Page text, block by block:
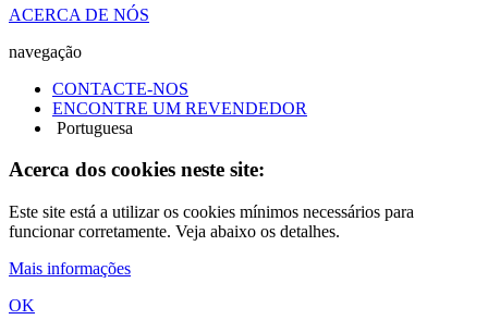
ACERCA DE NÓS
navegação
CONTACTE-NOS
ENCONTRE UM REVENDEDOR
Portuguesa
Acerca dos cookies neste site:
Este site está a utilizar os cookies mínimos necessários para
funcionar corretamente. Veja abaixo os detalhes.
Mais informações
OK